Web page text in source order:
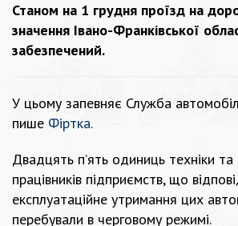
Станом на 1 грудня проїзд на
значення Івано-Франківської
забезпечений.
У цьому запевняє Служба
пише Фіртка.
Двадцять п’ять одиниць техніки та
працівників підприємств, що
експлуатаційне утримання цих
перебували в черговому режимі.